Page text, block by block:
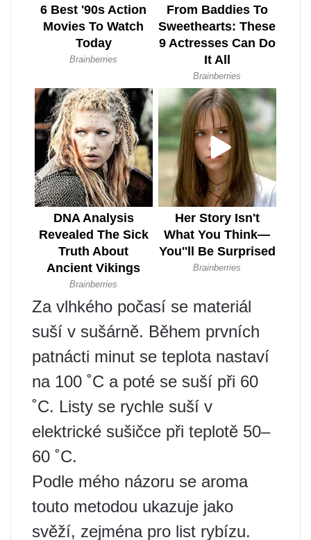
Za vlhkého počasí se materiál
suší v sušárně. Během prvních
patnácti minut se teplota nastaví
na 100 ˚C a poté se suší při 60
˚C. Listy se rychle suší v
elektrické sušičce při teplotě 50–
60 ˚C.
Podle mého názoru se aroma
touto metodou ukazuje jako
svěží, zejména pro list rybízu.